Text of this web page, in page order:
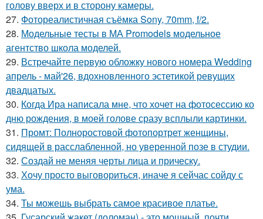
голову вверх и в сторону камеры.
27. Фотореалистичная съёмка Sony, 70mm, f/2.
28. Модельные тесты в МА Promodels модельное
агентство школа моделей.
29. Встречайте первую обложку нового номера Wedding
апрель - май'26, вдохновленного эстетикой ревущих
двадцатых.
30. Когда Ира написала мне, что хочет на фотосессию ко
дню рождения, в моей голове сразу всплыли картинки.
31. Промт: Полноростовой фотопортрет женщины,
сидящей в расслабленной, но уверенной позе в студии.
32. Создай не меняя черты лица и прическу.
33. Хочу просто выговориться, иначе я сейчас сойду с
ума.
34. Ты можешь выбрать самое красивое платье.